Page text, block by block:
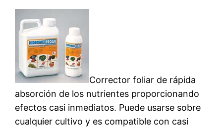
Corrector foliar de rápida
absorción de los nutrientes proporcionando
efectos casi inmediatos. Puede usarse sobre
cualquier cultivo y es compatible con casi